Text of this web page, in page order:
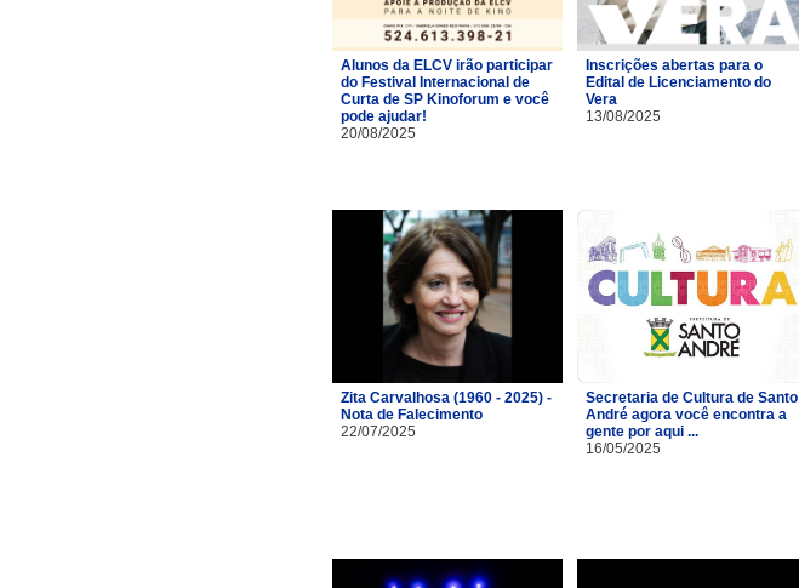
Alunos da ELCV irão participar
do Festival Internacional de
Curta de SP Kinoforum e você
pode ajudar!
20/08/2025
Inscrições abertas para o
Edital de Licenciamento do
Vera
13/08/2025
Zita Carvalhosa (1960 - 2025) -
Nota de Falecimento
22/07/2025
Secretaria de Cultura de Santo
André agora você encontra a
gente por aqui ...
16/05/2025